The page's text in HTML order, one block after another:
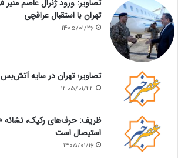
تصاویر: ورود ژنرال عاصم منیر
تهران با استقبال عراقچی
1405/01/26
تصاویر؛ تهران در سایه
1405/01/24
ظریف: حرف‌های رکیک، نشانه
استیصال است
1405/01/16